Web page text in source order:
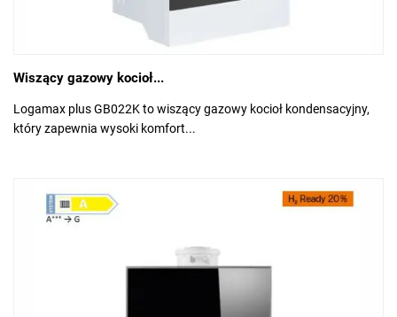
Wiszący gazowy kocioł...
Logamax plus GB022K to wiszący gazowy kocioł kondensacyjny,
który zapewnia wysoki komfort...